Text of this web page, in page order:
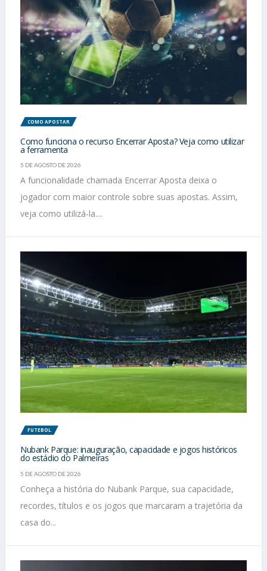
COMO APOSTAR
Como funciona o recurso Encerrar Aposta? Veja como utilizar
a ferramenta
5 DE AGOSTO DE 2026
A funcionalidade chamada Encerrar Aposta deixa o
jogador com maior controle sobre suas apostas. Assim,
veja como utilizá-la....
FUTEBOL
Nubank Parque: inauguração, capacidade e jogos históricos
do estádio do Palmeiras
5 DE AGOSTO DE 2026
Conheça a história do Nubank Parque, sua capacidade,
recordes, títulos e os jogos que marcaram a trajetória da
casa do...